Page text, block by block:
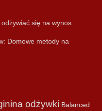
się na wynos
Domowe metody na
odżywki Balanced